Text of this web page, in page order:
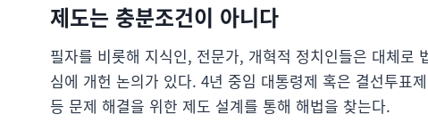
제도는 충분조건이 아니다
필자를 비롯해 지식인, 전문가, 개혁적 정치인들은 대체로
심에 개헌 논의가 있다. 4년 중임 대통령제 혹은 결선투표
등 문제 해결을 위한 제도 설계를 통해 해법을 찾는다.